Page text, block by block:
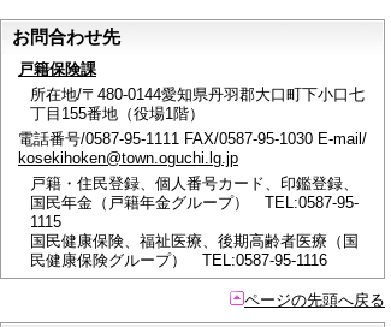
お問合わせ先
戸籍保険課
所在地/〒480-0144愛知県丹羽郡大口町下小口七
丁目155番地（役場1階）
電話番号/0587-95-1111 FAX/0587-95-1030 E-mail/
kosekihoken@town.oguchi.lg.jp
戸籍・住民登録、個人番号カード、印鑑登録、
国民年金（戸籍年金グループ） TEL:0587-95-
1115
国民健康保険、福祉医療、後期高齢者医療（国
民健康保険グループ） TEL:0587-95-1116
ページの先頭へ戻る